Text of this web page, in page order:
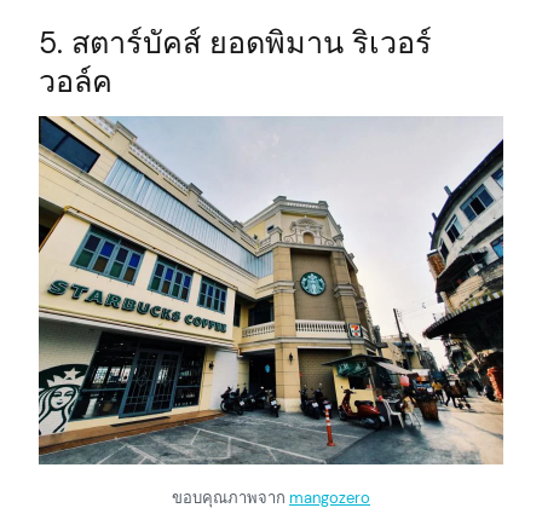
5. สตาร์บัคส์ ยอดพิมาน ริเวอร์
วอล์ค
ขอบคุณภาพจาก mangozero